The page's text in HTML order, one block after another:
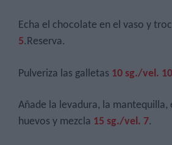
Echa el chocolate en el vaso y
5.Reserva.
Pulveriza las galletas 10 sg./vel. 10
Añade la levadura, la mantequilla,
huevos y mezcla 15 sg./vel. 7.